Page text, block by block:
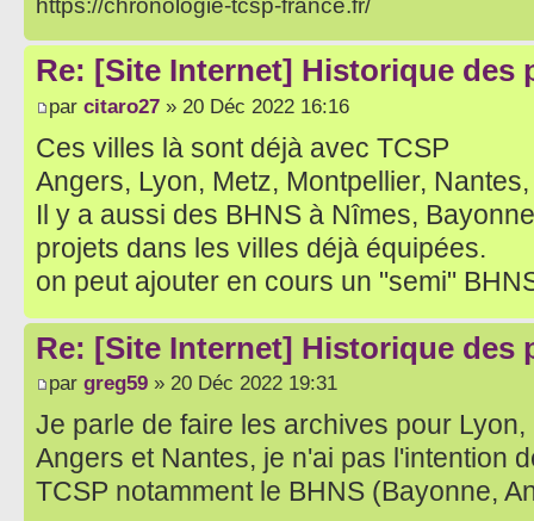
https://chronologie-tcsp-france.fr/
Re: [Site Internet] Historique des
par citaro27 » 20 Déc 2022 16:16
Ces villes là sont déjà avec TCSP
Angers, Lyon, Metz, Montpellier,
Il y a aussi des BHNS à Nîmes,
projets dans les villes déjà équipées.
on peut ajouter en cours un "semi"
Re: [Site Internet] Historique des
par greg59 » 20 Déc 2022 19:31
Je parle de faire les archives pour
Angers et Nantes, je n'ai pas l'intention
TCSP notamment le BHNS (Bayonne,